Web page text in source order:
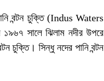
বন্টন চুক্তি (Indus Waters
সালে ঝিলাম নদীর উপরে
চুক্তি। সিন্ধু নদের পানি বন্টন